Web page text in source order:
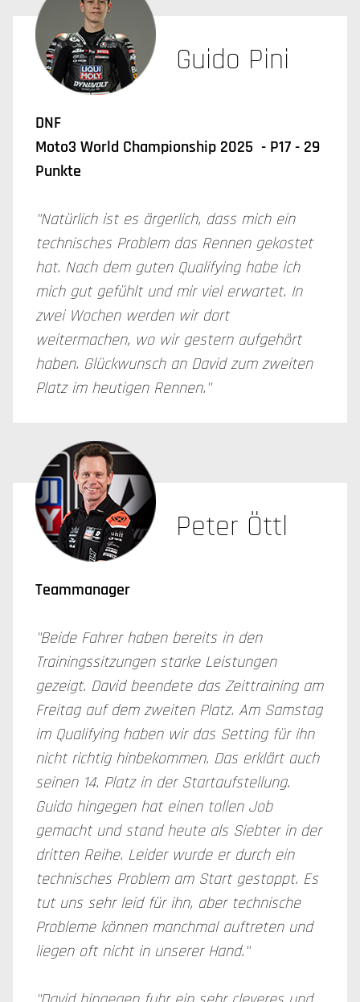
Guido Pini
DNF
Moto3 World Championship 2025 - P17 - 29
Punkte
"Natürlich ist es ärgerlich, dass mich ein
technisches Problem das Rennen gekostet
hat. Nach dem guten Qualifying habe ich
mich gut gefühlt und mir viel erwartet. In
zwei Wochen werden wir dort
weitermachen, wo wir gestern aufgehört
haben. Glückwunsch an David zum zweiten
Platz im heutigen Rennen."
Peter Öttl
Teammanager
"Beide Fahrer haben bereits in den
Trainingssitzungen starke Leistungen
gezeigt. David beendete das Zeittraining am
Freitag auf dem zweiten Platz. Am Samstag
im Qualifying haben wir das Setting für ihn
nicht richtig hinbekommen. Das erklärt auch
seinen 14. Platz in der Startaufstellung.
Guido hingegen hat einen tollen Job
gemacht und stand heute als Siebter in der
dritten Reihe. Leider wurde er durch ein
technisches Problem am Start gestoppt. Es
tut uns sehr leid für ihn, aber technische
Probleme können manchmal auftreten und
liegen oft nicht in unserer Hand."